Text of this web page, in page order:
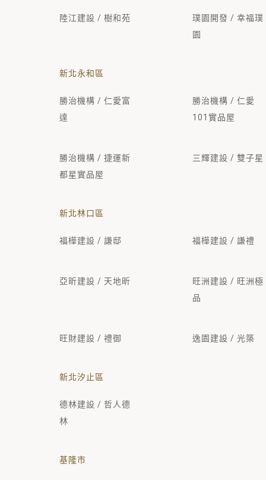
陸江建設 / 樹和苑
璞園開發 / 幸福璞
園
新北永和區
勝治機構 / 仁愛富
達
勝治機構 / 仁愛
101實品屋
勝治機構 / 捷運新
都星實品屋
三輝建設 / 雙子星
新北林口區
福樺建設 / 謙邸 福樺建設 / 謙禮
亞昕建設 / 天地昕
旺洲建設 / 旺洲極
品
旺財建設 / 禮御 逸園建設 / 光築
新北汐止區
德林建設 / 哲人德
林
基隆市